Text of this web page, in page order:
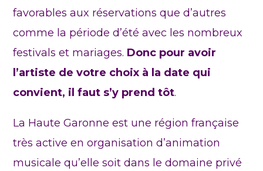
favorables aux réservations que d’autres
comme la période d’été avec les nombreux
festivals et mariages. Donc pour avoir
l’artiste de votre choix à la date qui
convient, il faut s’y prend tôt.
La Haute Garonne est une région française
très active en organisation d’animation
musicale qu’elle soit dans le domaine privé